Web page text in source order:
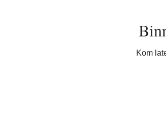
Kom